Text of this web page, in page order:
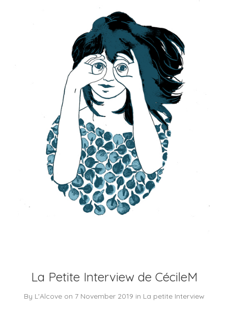
La Petite Interview de CécileM
By L'Alcoveon 7 November 2019 in La petite Interview